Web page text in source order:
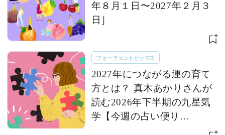
年８月１日〜2027年２月３
日］
フォーチュントピックス
2027年につながる運の育て
方とは？ 真木あかりさんが
読む2026年下半期の九星気
学【今週の占い便り